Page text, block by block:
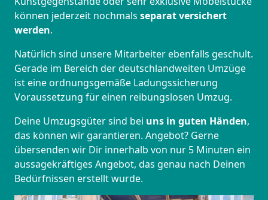
können jederzeit nochmals separat versichert
werden.
Natürlich sind unsere Mitarbeiter ebenfalls geschult.
Gerade im Bereich der deutschlandweiten Umzüge
ist eine ordnungsgemäße Ladungssicherung
Voraussetzung für einen reibungslosen Umzug.
Deine Umzugsgüter sind bei uns in guten Händen,
das können wir garantieren. Angebot? Gerne
übersenden wir Dir innerhalb von nur 5 Minuten ein
aussagekräftiges Angebot, das genau nach Deinen
Bedürfnissen erstellt wurde.